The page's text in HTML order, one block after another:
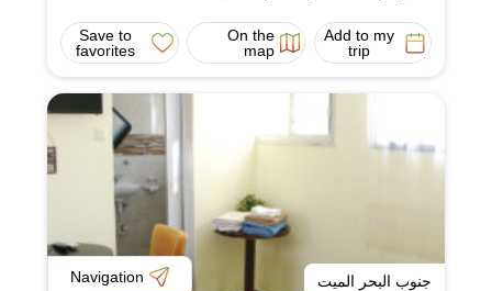
Add to my
trip
On the
map
Save to
favorites
جنوب البحر الميت Navigation